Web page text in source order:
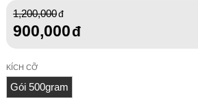
1,200,000
900,000
KÍCH CỠ
Gói 500gram